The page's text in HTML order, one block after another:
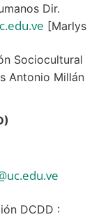
Dir.
[Marlys
Sociocultural
Antonio Millán
DCDD :